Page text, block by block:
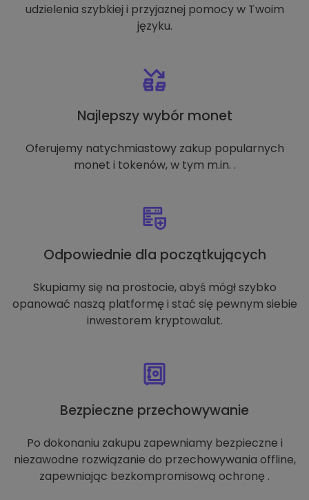
udzielenia szybkiej i przyjaznej pomocy w Twoim
języku.
Najlepszy wybór monet
Oferujemy natychmiastowy zakup popularnych
monet i tokenów, w tym m.in. .
Odpowiednie dla początkujących
Skupiamy się na prostocie, abyś mógł szybko
opanować naszą platformę i stać się pewnym siebie
inwestorem kryptowalut.
Bezpieczne przechowywanie
Po dokonaniu zakupu zapewniamy bezpieczne i
niezawodne rozwiązanie do przechowywania offline,
zapewniając bezkompromisową ochronę .